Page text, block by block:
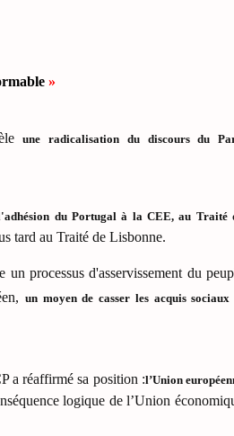
»
une radicalisation du discours du
du Portugal à la CEE, au Traité
tard au Traité de Lisbonne.
processus d'asservissement du
un moyen de casser les acquis sociaux
a réaffirmé sa position :l’Union
logique de l’Union